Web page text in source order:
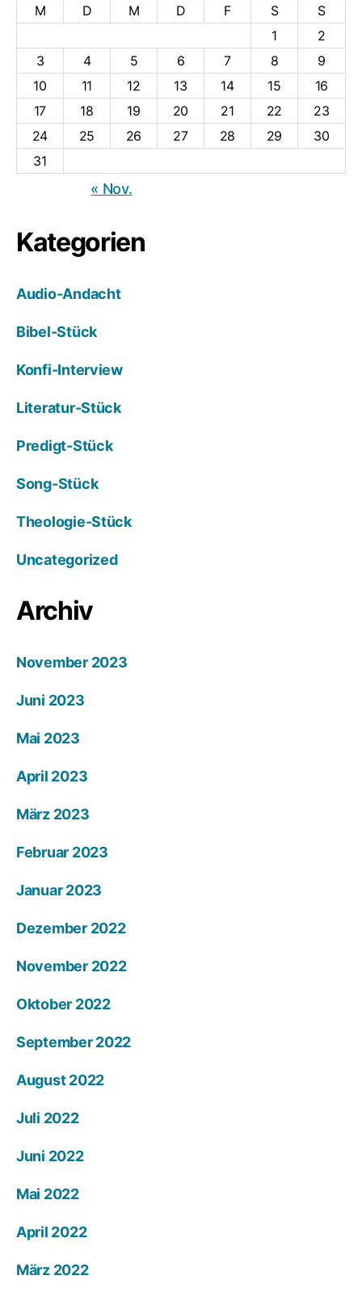
M
D M D F S
S
1
2
3
4 5 6 7 8
9
10
11 12 13 14 15
16
17
18 19 20 21 22
23
24
25 26 27 28 29
30
31
« Nov.
Kategorien
Audio-Andacht
Bibel-Stück
Konfi-Interview
Literatur-Stück
Predigt-Stück
Song-Stück
Theologie-Stück
Uncategorized
Archiv
November 2023
Juni 2023
Mai 2023
April 2023
März 2023
Februar 2023
Januar 2023
Dezember 2022
November 2022
Oktober 2022
September 2022
August 2022
Juli 2022
Juni 2022
Mai 2022
April 2022
März 2022